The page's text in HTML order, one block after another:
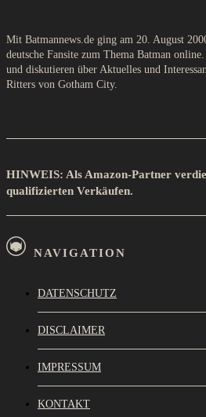
Mit Batmannews.de ging am 20. August
deutsche Fansite zum Thema Batman
und diskutieren über Aktuelles und
Ritters von Gotham City.
HINWEIS: Als Amazon-Partner
qualifizierten Verkäufen.
NAVIGATION
DATENSCHUTZ
DISCLAIMER
IMPRESSUM
KONTAKT